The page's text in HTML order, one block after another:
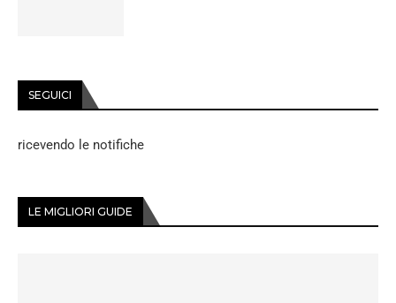
SEGUICI
ricevendo le notifiche
LE MIGLIORI GUIDE